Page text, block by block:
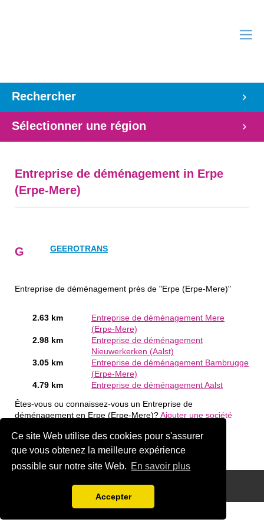
Ce site Web utilise des cookies pour s'assurer
que vous obtenez la meilleure expérience
possible sur notre site Web. En savoir plus
Accepter
Rechercher
Sélectionner une région
Entreprise de déménagement in Erpe
(Erpe-Mere)
G GEEROTRANS
Entreprise de déménagement près de "Erpe (Erpe-Mere)"
2.63 km
Entreprise de déménagement Mere
(Erpe-Mere)
2.98 km
Entreprise de déménagement
Nieuwerkerken (Aalst)
3.05 km
Entreprise de déménagement Bambrugge
(Erpe-Mere)
4.79 km
Entreprise de déménagement Aalst
Êtes-vous ou connaissez-vous un Entreprise de
déménagement en Erpe (Erpe-Mere)? Ajouter une société